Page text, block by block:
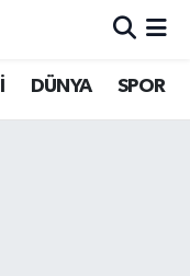
DÜNYA SPOR